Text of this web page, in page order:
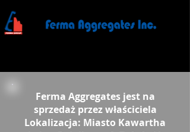
Ferma Aggregates jest na
sprzedaż przez właściciela
Lokalizacja: Miasto Kawartha